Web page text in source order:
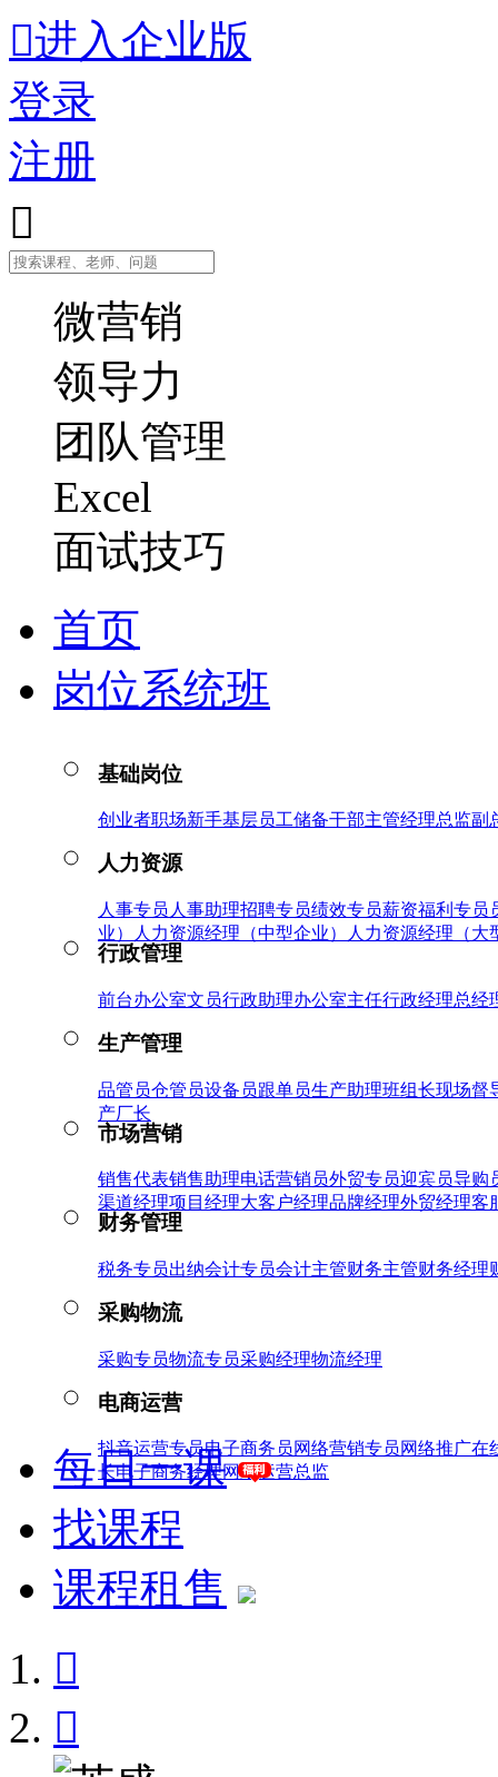
进入企业版
登录
注册

微营销
领导力
团队管理
Excel
面试技巧
首页
岗位系统班
基础岗位
创业者职场新手基层员工储备干部主管经理总监副
人力资源
人事专员 人事助理招聘专员绩效专员薪资福利专员
业）
人力资源经理（中型企业） 人力资源经理（大
行政管理
前台办公室文员行政助理办公室主任行政经理总经
生产管理
品管员仓管员设备员跟单员生产助理班组长现场督
产厂长
市场营销
销售代表销售助理电话营销员外贸专员迎宾员导购
渠道经理项目经理大客户经理品牌经理外贸经理客
财务管理
税务专员出纳会计专员会计主管财务主管财务经理
采购物流
采购专员物流专员采购经理物流经理
电商运营
抖音运营专员电子商务员网络营销专员网络推广在
长电子商务经理网络运营总监
每日一课
找课程
课程租售

